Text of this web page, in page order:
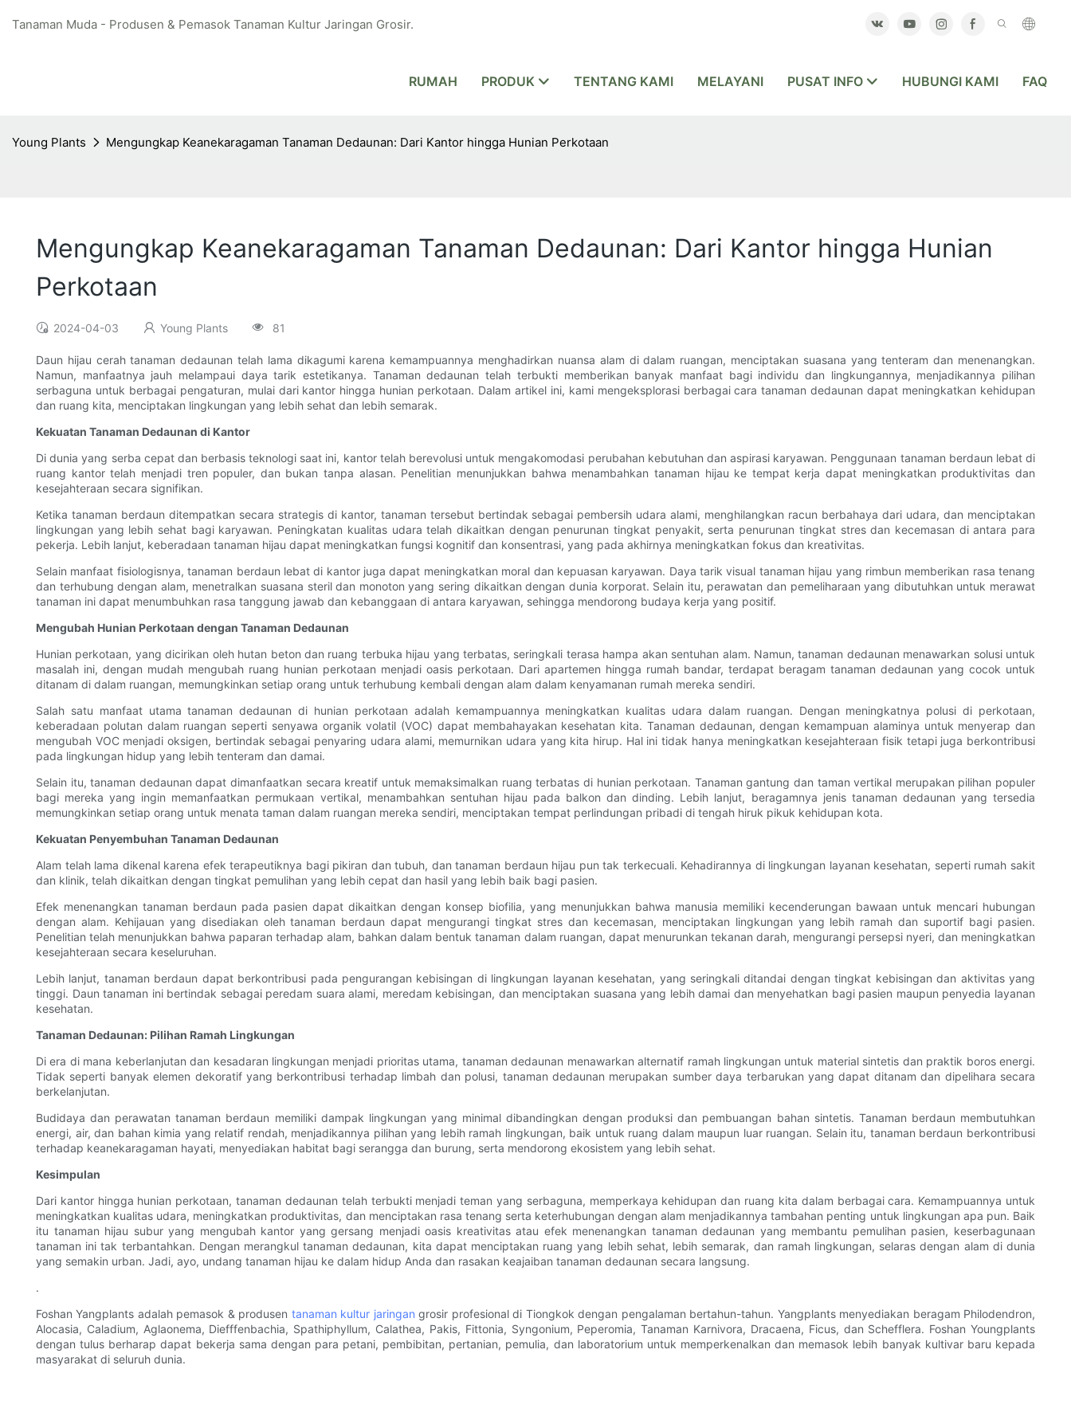
Tanaman Muda - Produsen & Pemasok Tanaman Kultur Jaringan Grosir.
RUMAH PRODUK TENTANG KAMI MELAYANI PUSAT INFO HUBUNGI KAMI FAQ
Young Plants Mengungkap Keanekaragaman Tanaman Dedaunan: Dari Kantor hingga Hunian Perkotaan
Mengungkap Keanekaragaman Tanaman Dedaunan: Dari Kantor hingga Hunian
Perkotaan
2024-04-03 Young Plants 81
Daun hijau cerah tanaman dedaunan telah lama dikagumi karena kemampuannya menghadirkan nuansa alam di dalam ruangan, menciptakan suasana yang tenteram dan menenangkan.
Namun, manfaatnya jauh melampaui daya tarik estetikanya. Tanaman dedaunan telah terbukti memberikan banyak manfaat bagi individu dan lingkungannya, menjadikannya pilihan
serbaguna untuk berbagai pengaturan, mulai dari kantor hingga hunian perkotaan. Dalam artikel ini, kami mengeksplorasi berbagai cara tanaman dedaunan dapat meningkatkan kehidupan
dan ruang kita, menciptakan lingkungan yang lebih sehat dan lebih semarak.
Kekuatan Tanaman Dedaunan di Kantor
Di dunia yang serba cepat dan berbasis teknologi saat ini, kantor telah berevolusi untuk mengakomodasi perubahan kebutuhan dan aspirasi karyawan. Penggunaan tanaman berdaun lebat di
ruang kantor telah menjadi tren populer, dan bukan tanpa alasan. Penelitian menunjukkan bahwa menambahkan tanaman hijau ke tempat kerja dapat meningkatkan produktivitas dan
kesejahteraan secara signifikan.
Ketika tanaman berdaun ditempatkan secara strategis di kantor, tanaman tersebut bertindak sebagai pembersih udara alami, menghilangkan racun berbahaya dari udara, dan menciptakan
lingkungan yang lebih sehat bagi karyawan. Peningkatan kualitas udara telah dikaitkan dengan penurunan tingkat penyakit, serta penurunan tingkat stres dan kecemasan di antara para
pekerja. Lebih lanjut, keberadaan tanaman hijau dapat meningkatkan fungsi kognitif dan konsentrasi, yang pada akhirnya meningkatkan fokus dan kreativitas.
Selain manfaat fisiologisnya, tanaman berdaun lebat di kantor juga dapat meningkatkan moral dan kepuasan karyawan. Daya tarik visual tanaman hijau yang rimbun memberikan rasa tenang
dan terhubung dengan alam, menetralkan suasana steril dan monoton yang sering dikaitkan dengan dunia korporat. Selain itu, perawatan dan pemeliharaan yang dibutuhkan untuk merawat
tanaman ini dapat menumbuhkan rasa tanggung jawab dan kebanggaan di antara karyawan, sehingga mendorong budaya kerja yang positif.
Mengubah Hunian Perkotaan dengan Tanaman Dedaunan
Hunian perkotaan, yang dicirikan oleh hutan beton dan ruang terbuka hijau yang terbatas, seringkali terasa hampa akan sentuhan alam. Namun, tanaman dedaunan menawarkan solusi untuk
masalah ini, dengan mudah mengubah ruang hunian perkotaan menjadi oasis perkotaan. Dari apartemen hingga rumah bandar, terdapat beragam tanaman dedaunan yang cocok untuk
ditanam di dalam ruangan, memungkinkan setiap orang untuk terhubung kembali dengan alam dalam kenyamanan rumah mereka sendiri.
Salah satu manfaat utama tanaman dedaunan di hunian perkotaan adalah kemampuannya meningkatkan kualitas udara dalam ruangan. Dengan meningkatnya polusi di perkotaan,
keberadaan polutan dalam ruangan seperti senyawa organik volatil (VOC) dapat membahayakan kesehatan kita. Tanaman dedaunan, dengan kemampuan alaminya untuk menyerap dan
mengubah VOC menjadi oksigen, bertindak sebagai penyaring udara alami, memurnikan udara yang kita hirup. Hal ini tidak hanya meningkatkan kesejahteraan fisik tetapi juga berkontribusi
pada lingkungan hidup yang lebih tenteram dan damai.
Selain itu, tanaman dedaunan dapat dimanfaatkan secara kreatif untuk memaksimalkan ruang terbatas di hunian perkotaan. Tanaman gantung dan taman vertikal merupakan pilihan populer
bagi mereka yang ingin memanfaatkan permukaan vertikal, menambahkan sentuhan hijau pada balkon dan dinding. Lebih lanjut, beragamnya jenis tanaman dedaunan yang tersedia
memungkinkan setiap orang untuk menata taman dalam ruangan mereka sendiri, menciptakan tempat perlindungan pribadi di tengah hiruk pikuk kehidupan kota.
Kekuatan Penyembuhan Tanaman Dedaunan
Alam telah lama dikenal karena efek terapeutiknya bagi pikiran dan tubuh, dan tanaman berdaun hijau pun tak terkecuali. Kehadirannya di lingkungan layanan kesehatan, seperti rumah sakit
dan klinik, telah dikaitkan dengan tingkat pemulihan yang lebih cepat dan hasil yang lebih baik bagi pasien.
Efek menenangkan tanaman berdaun pada pasien dapat dikaitkan dengan konsep biofilia, yang menunjukkan bahwa manusia memiliki kecenderungan bawaan untuk mencari hubungan
dengan alam. Kehijauan yang disediakan oleh tanaman berdaun dapat mengurangi tingkat stres dan kecemasan, menciptakan lingkungan yang lebih ramah dan suportif bagi pasien.
Penelitian telah menunjukkan bahwa paparan terhadap alam, bahkan dalam bentuk tanaman dalam ruangan, dapat menurunkan tekanan darah, mengurangi persepsi nyeri, dan meningkatkan
kesejahteraan secara keseluruhan.
Lebih lanjut, tanaman berdaun dapat berkontribusi pada pengurangan kebisingan di lingkungan layanan kesehatan, yang seringkali ditandai dengan tingkat kebisingan dan aktivitas yang
tinggi. Daun tanaman ini bertindak sebagai peredam suara alami, meredam kebisingan, dan menciptakan suasana yang lebih damai dan menyehatkan bagi pasien maupun penyedia layanan
kesehatan.
Tanaman Dedaunan: Pilihan Ramah Lingkungan
Di era di mana keberlanjutan dan kesadaran lingkungan menjadi prioritas utama, tanaman dedaunan menawarkan alternatif ramah lingkungan untuk material sintetis dan praktik boros energi.
Tidak seperti banyak elemen dekoratif yang berkontribusi terhadap limbah dan polusi, tanaman dedaunan merupakan sumber daya terbarukan yang dapat ditanam dan dipelihara secara
berkelanjutan.
Budidaya dan perawatan tanaman berdaun memiliki dampak lingkungan yang minimal dibandingkan dengan produksi dan pembuangan bahan sintetis. Tanaman berdaun membutuhkan
energi, air, dan bahan kimia yang relatif rendah, menjadikannya pilihan yang lebih ramah lingkungan, baik untuk ruang dalam maupun luar ruangan. Selain itu, tanaman berdaun berkontribusi
terhadap keanekaragaman hayati, menyediakan habitat bagi serangga dan burung, serta mendorong ekosistem yang lebih sehat.
Kesimpulan
Dari kantor hingga hunian perkotaan, tanaman dedaunan telah terbukti menjadi teman yang serbaguna, memperkaya kehidupan dan ruang kita dalam berbagai cara. Kemampuannya untuk
meningkatkan kualitas udara, meningkatkan produktivitas, dan menciptakan rasa tenang serta keterhubungan dengan alam menjadikannya tambahan penting untuk lingkungan apa pun. Baik
itu tanaman hijau subur yang mengubah kantor yang gersang menjadi oasis kreativitas atau efek menenangkan tanaman dedaunan yang membantu pemulihan pasien, keserbagunaan
tanaman ini tak terbantahkan. Dengan merangkul tanaman dedaunan, kita dapat menciptakan ruang yang lebih sehat, lebih semarak, dan ramah lingkungan, selaras dengan alam di dunia
yang semakin urban. Jadi, ayo, undang tanaman hijau ke dalam hidup Anda dan rasakan keajaiban tanaman dedaunan secara langsung.
.
Foshan Yangplants adalah pemasok & produsen tanaman kultur jaringan grosir profesional di Tiongkok dengan pengalaman bertahun-tahun. Yangplants menyediakan beragam Philodendron,
Alocasia, Caladium, Aglaonema, Diefffenbachia, Spathiphyllum, Calathea, Pakis, Fittonia, Syngonium, Peperomia, Tanaman Karnivora, Dracaena, Ficus, dan Schefflera. Foshan Youngplants
dengan tulus berharap dapat bekerja sama dengan para petani, pembibitan, pertanian, pemulia, dan laboratorium untuk memperkenalkan dan memasok lebih banyak kultivar baru kepada
masyarakat di seluruh dunia.